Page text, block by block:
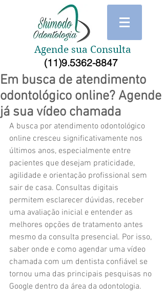
Agende sua Consulta
(11)9.5362-8847
Em busca de atendimento
odontológico online? Agende
já sua vídeo chamada
A busca por atendimento odontológico
online cresceu significativamente nos
últimos anos, especialmente entre
pacientes que desejam praticidade,
agilidade e orientação profissional sem
sair de casa. Consultas digitais
permitem esclarecer dúvidas, receber
uma avaliação inicial e entender as
melhores opções de tratamento antes
mesmo da consulta presencial. Por isso,
saber onde e como agendar uma vídeo
chamada com um dentista confiável se
tornou uma das principais pesquisas no
Google dentro da área da odontologia.